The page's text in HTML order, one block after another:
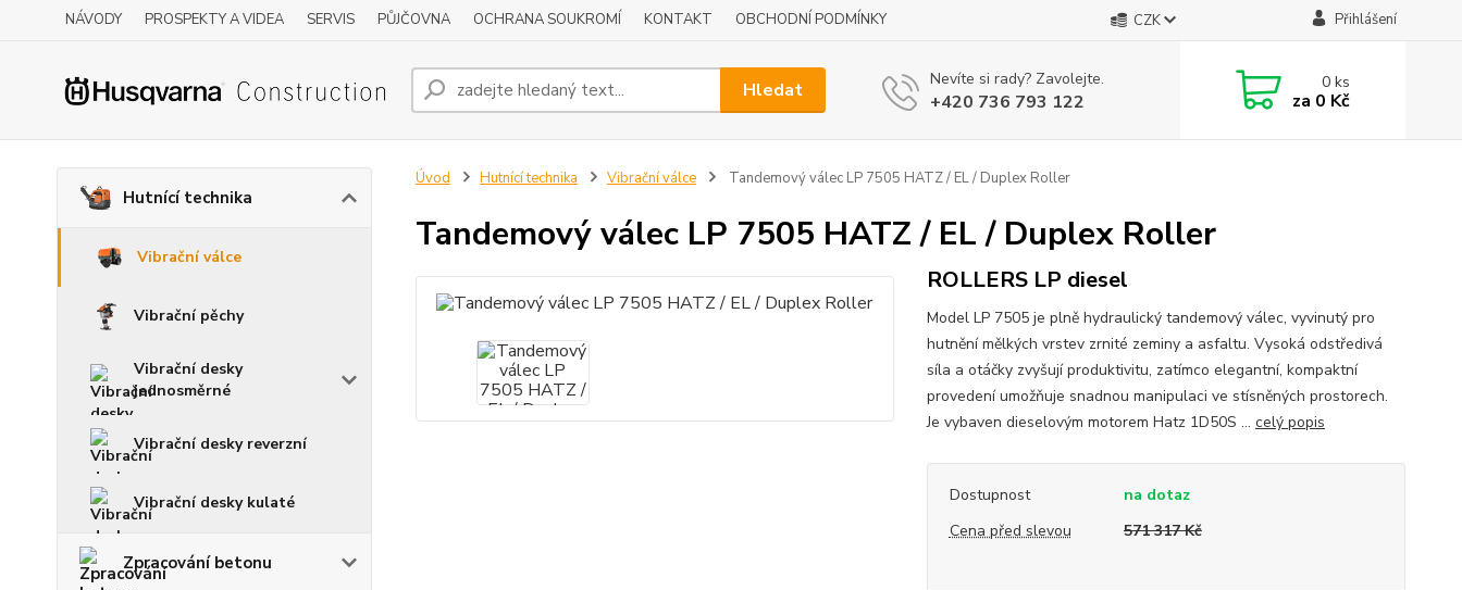
NÁVODY PROSPEKTY A VIDEA SERVIS PŮJČOVNA OCHRANA SOUKROMÍ KONTAKT OBCHODNÍ PODMÍNKY CZK Přihlášení
Hledat Nevíte si rady? Zavolejte.
+420 736 793 122
0ks
za 0 Kč
Hutnící technika
Vibrační válce
Vibrační pěchy
Vibrační desky
jednosměrné
Vibrační desky reverzní
Vibrační desky kulaté
Zpracování betonu
Úvod Hutnící technika Vibrační válce Tandemový válec LP 7505 HATZ / EL / Duplex Roller
Tandemový válec LP 7505 HATZ / EL / Duplex Roller
ROLLERS LP diesel
Model LP 7505 je plně hydraulický tandemový válec, vyvinutý pro
hutnění mělkých vrstev zrnité zeminy a asfaltu. Vysoká odstředivá
síla a otáčky zvyšují produktivitu, zatímco elegantní, kompaktní
provedení umožňuje snadnou manipulaci ve stísněných prostorech.
Je vybaven dieselovým motorem Hatz 1D50S ... celý popis
Dostupnost
na dotaz
Cena před slevou
571 317 Kč